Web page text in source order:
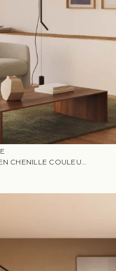
NUALA - CANAPÉ-LIT 3 PLACES EN CHENILLE COULEUR PERLE